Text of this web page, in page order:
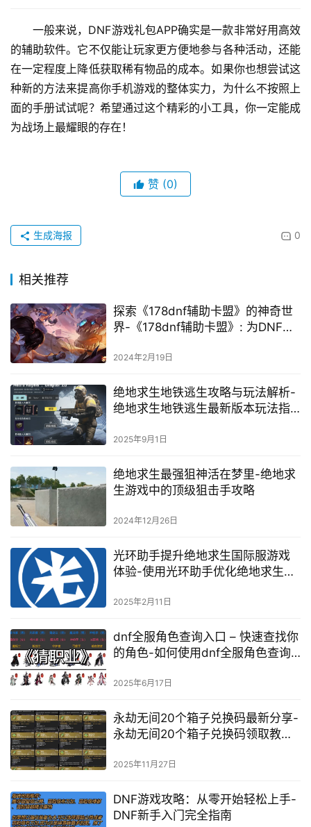
一般来说，DNF游戏礼包APP确实是一款非常好用高效
的辅助软件。它不仅能让玩家更方便地参与各种活动，还能
在一定程度上降低获取稀有物品的成本。如果你也想尝试这
种新的方法来提高你手机游戏的整体实力，为什么不按照上
面的手册试试呢？希望通过这个精彩的小工具，你一定能成
为战场上最耀眼的存在！
赞 (0)
0
生成海报
相关推荐
探索《178dnf辅助卡盟》的神奇世
界-《178dnf辅助卡盟》: 为DNF游
2024年2月19日
绝地求生地铁逃生攻略与玩法解析-
绝地求生地铁逃生最新版本玩法指
2025年9月1日
绝地求生最强狙神活在梦里-绝地求
生游戏中的顶级狙击手攻略
2024年12月26日
光环助手提升绝地求生国际服游戏
体验-使用光环助手优化绝地求生国
2025年2月11日
dnf全服角色查询入口 – 快速查找你
的角色-如何使用dnf全服角色查询
2025年6月17日
永劫无间20个箱子兑换码最新分享-
永劫无间20个箱子兑换码领取教程
2025年11月27日
DNF游戏攻略：从零开始轻松上手-
DNF新手入门完全指南